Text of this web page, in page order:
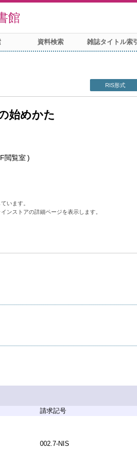
館
資料検索 雑誌タイトル索引
RIS形式
始めかた
閲覧室
います。
ンストアの詳細ページを表示します。
請求記号
002.7-NIS